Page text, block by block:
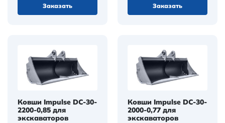
Заказать Заказать
Ковши Impulse DC-30-
2200-0,85 для
экскаваторов
Ковши Impulse DC-30-
2000-0,77 для
экскаваторов